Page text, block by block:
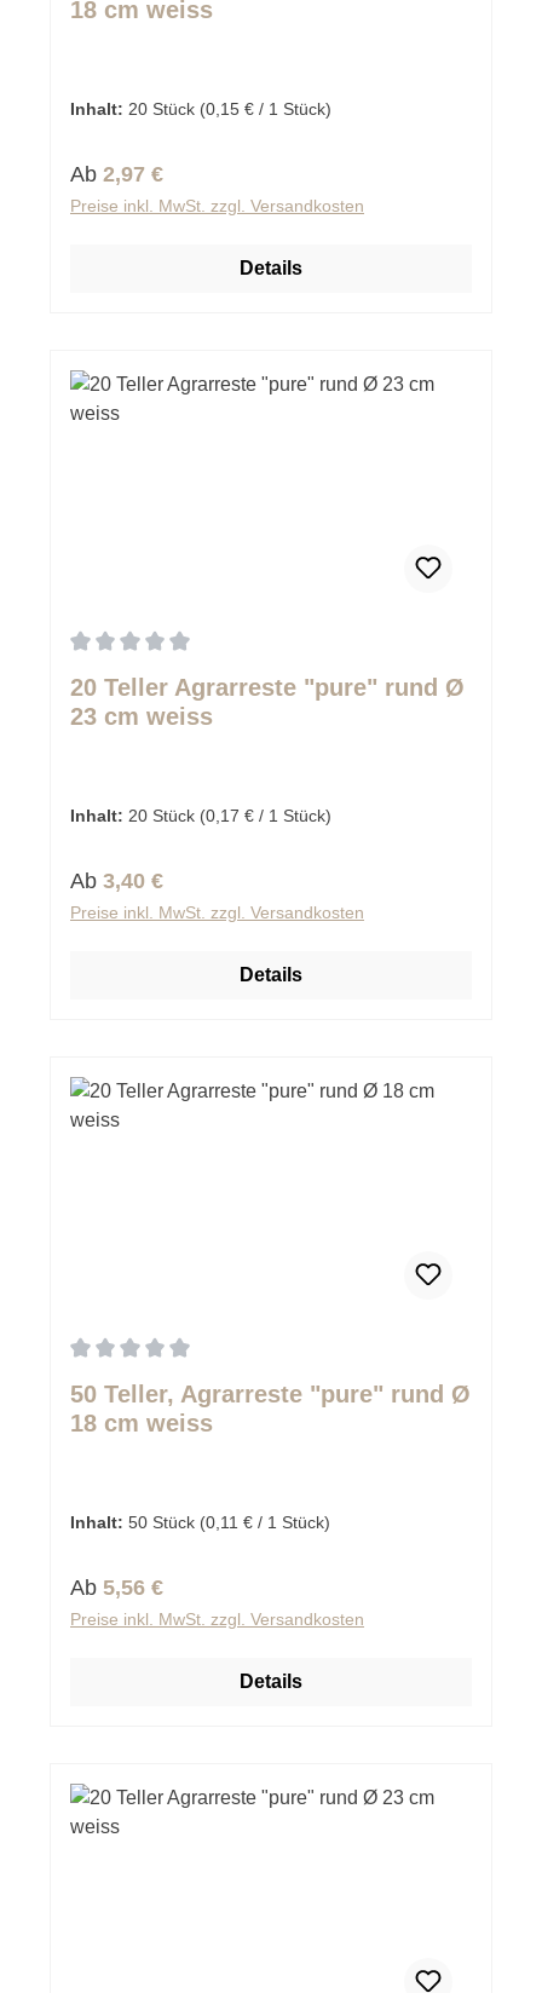
18 cm weiss
Inhalt: 20 Stück (0,15 € / 1 Stück)
Regulärer Preis:
Ab 2,97 €
Preise inkl. MwSt. zzgl. Versandkosten
Details
20 Teller Agrarreste "pure" rund Ø
23 cm weiss
Inhalt: 20 Stück (0,17 € / 1 Stück)
Regulärer Preis:
Ab 3,40 €
Preise inkl. MwSt. zzgl. Versandkosten
Details
50 Teller, Agrarreste "pure" rund Ø
18 cm weiss
Inhalt: 50 Stück (0,11 € / 1 Stück)
Regulärer Preis:
Ab 5,56 €
Preise inkl. MwSt. zzgl. Versandkosten
Details